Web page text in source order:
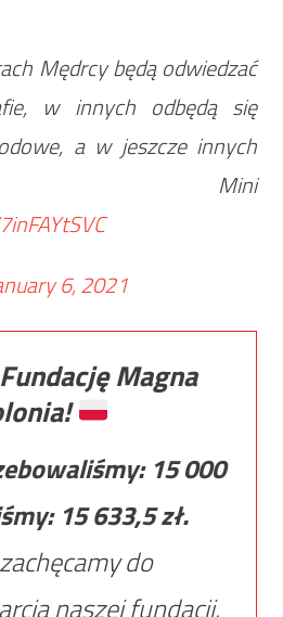
Mędrcy będą odwiedzać
w innych odbędą się
a w jeszcze innych
Mini
6, 2021
Magna
15 000
15 633,5zł.
do
naszej fundacji.